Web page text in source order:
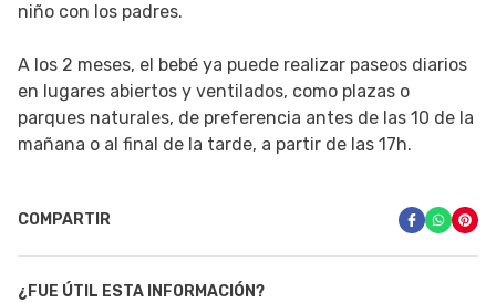
niño con los padres.
A los 2 meses, el bebé ya puede realizar paseos diarios
en lugares abiertos y ventilados, como plazas o
parques naturales, de preferencia antes de las 10 de la
mañana o al final de la tarde, a partir de las 17h.
COMPARTIR
¿FUE ÚTIL ESTA INFORMACIÓN?